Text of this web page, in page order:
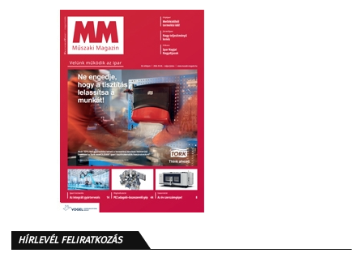
HÍRLEVÉL FELIRATKOZÁS